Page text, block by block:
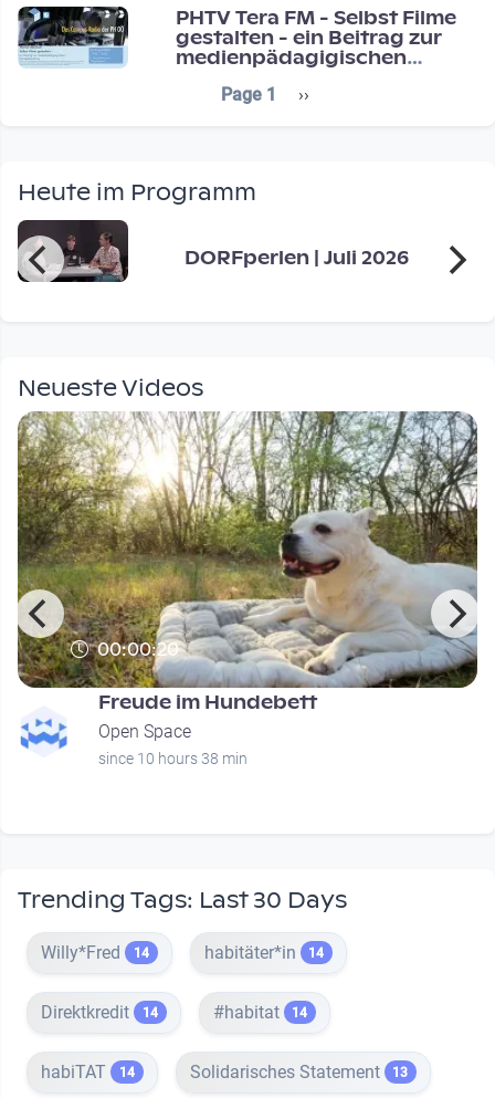
PHTV Tera FM - Selbst Filme
gestalten - ein Beitrag zur
medienpädagigischen
Seitennummerierung
Page 1 Next page
››
Heute im Programm
DORFperlen | Juli 2026
Neueste Videos
00:00:20
Freude im Hundebett
Open Space
since 10 hours 38 min
Trending Tags: Last 30 Days
Willy*Fred 14 habitäter*in 14
Direktkredit 14 #habitat 14
habiTAT 14 Solidarisches Statement 13